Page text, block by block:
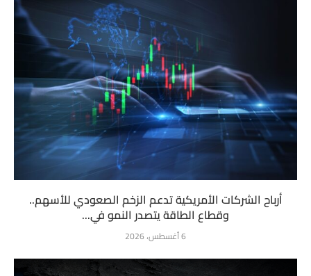
أرباح الشركات الأمريكية تدعم الزخم الصعودي للأسهم..
وقطاع الطاقة يتصدر النمو في...
6 أغسطس، 2026